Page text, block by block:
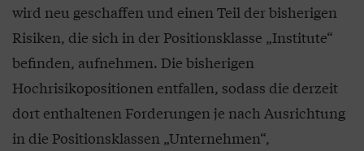
wird neu geschaffen und einen Teil der bisherigen
Risiken, die sich in der Positionsklasse „Institute“
befinden, aufnehmen. Die bisherigen
Hochrisikopositionen entfallen, sodass die derzeit
dort enthaltenen Forderungen je nach Ausrichtung
in die Positionsklassen „Unternehmen“,